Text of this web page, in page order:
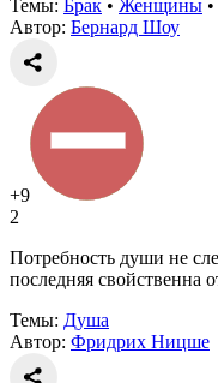
Темы: Брак • Женщины •
Автор: Бернард Шоу
+9
2
Потребность души не
последняя свойственна
Темы: Душа
Автор: Фридрих Ницше